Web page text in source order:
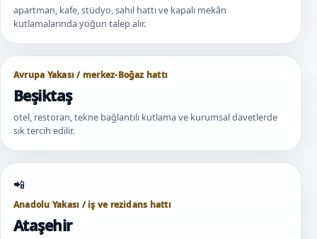
apartman, kafe, stüdyo, sahil hattı ve kapalı mekân
kutlamalarında yoğun talep alır.
Avrupa Yakası / merkez-Boğaz hattı
Beşiktaş
otel, restoran, tekne bağlantılı kutlama ve kurumsal davetlerde
sık tercih edilir.
Anadolu Yakası / iş ve rezidans hattı
Ataşehir